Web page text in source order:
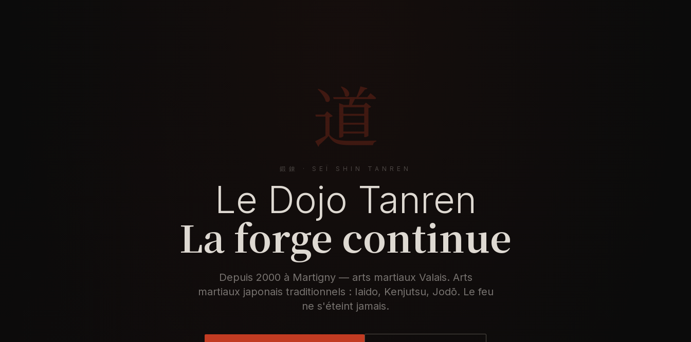
道
鍛錬 · SEÏ SHIN TANREN
Le Dojo Tanren
La forge continue
Depuis 2000 à Martigny — arts martiaux Valais. Arts
martiaux japonais traditionnels : Iaido, Kenjutsu, Jodō. Le feu
ne s'éteint jamais.